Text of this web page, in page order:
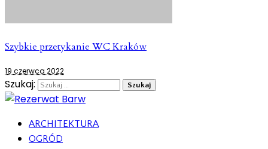
Szybkie przetykanie WC Kraków
19 czerwca 2022
Szukaj:
ARCHITEKTURA
OGRÓD